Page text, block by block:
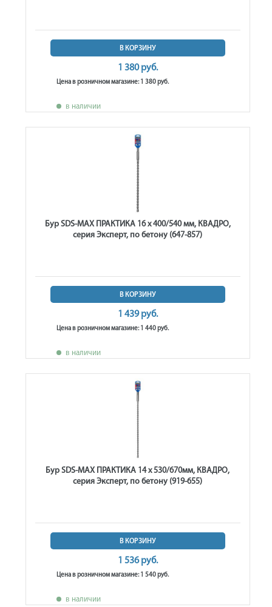
В КОРЗИНУ
1 380 руб.
Цена в розничном магазине: 1 380 руб.
в наличии
Бур SDS-MAX ПРАКТИКА 16 х 400/540 мм, КВАДРО,
серия Эксперт, по бетону (647-857)
В КОРЗИНУ
1 439 руб.
Цена в розничном магазине: 1 440 руб.
в наличии
Бур SDS-MAX ПРАКТИКА 14 х 530/670мм, КВАДРО,
серия Эксперт, по бетону (919-655)
В КОРЗИНУ
1 536 руб.
Цена в розничном магазине: 1 540 руб.
в наличии